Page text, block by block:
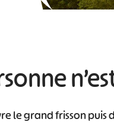
le grand frisson puis